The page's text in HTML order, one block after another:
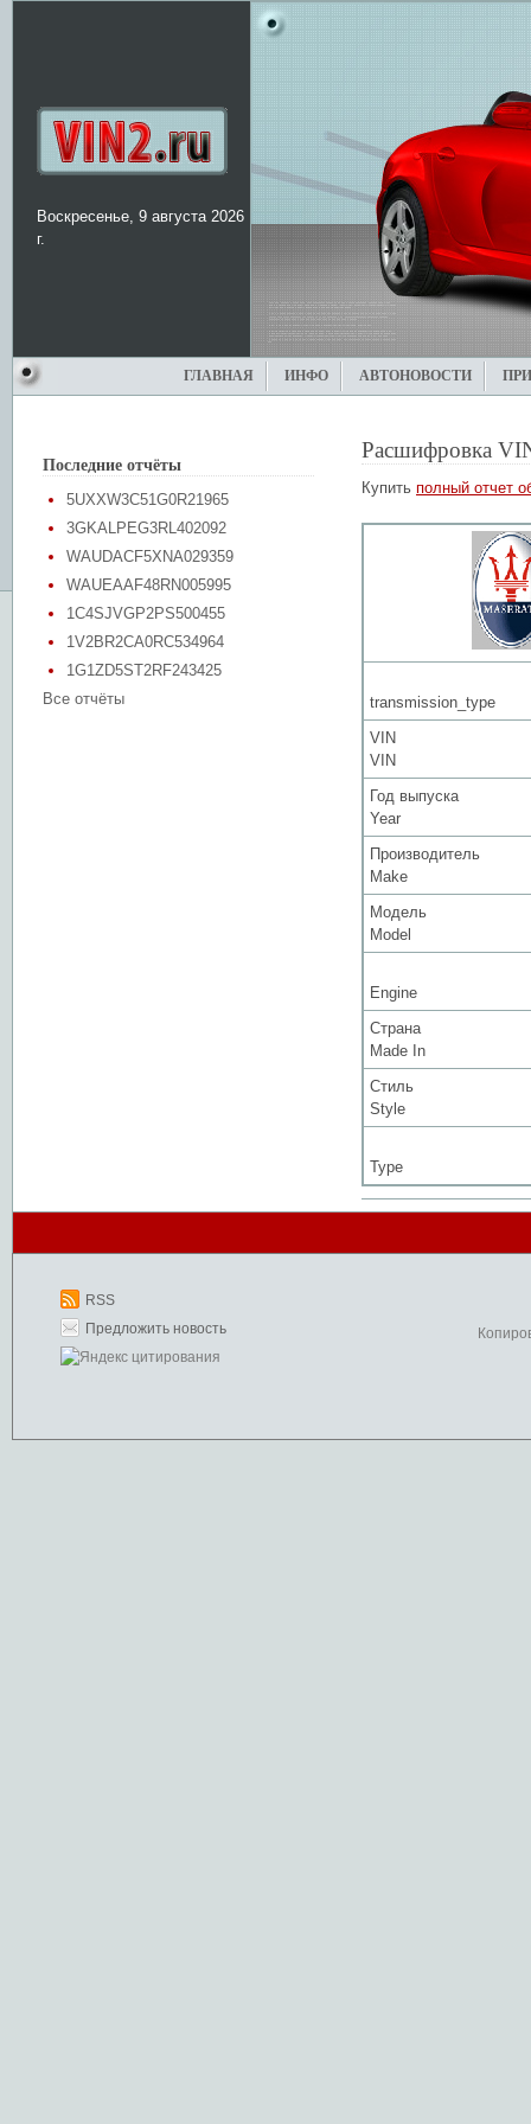
Воскресенье, 9 августа 2026
г.
ГЛАВНАЯ ИНФО АВТОНОВОСТИ
Последние отчёты
5UXXW3C51G0R21965
3GKALPEG3RL402092
WAUDACF5XNA029359
WAUEAAF48RN005995
1C4SJVGP2PS500455
1V2BR2CA0RC534964
1G1ZD5ST2RF243425
Все отчёты
Расшифровка
Купить полный отчет
transmission_type
VIN
VIN
Год выпуска
Year
Производитель
Make
Модель
Model
Engine
Страна
Made In
Стиль
Style
Type
RSS
Предложить новость